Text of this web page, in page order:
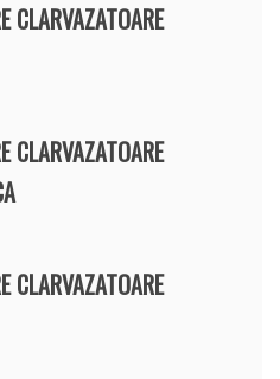
CLARVAZATOARE
CLARVAZATOARE
CLARVAZATOARE